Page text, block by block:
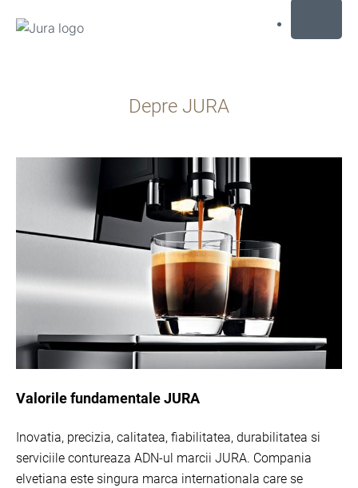
Depre JURA
Valorile fundamentale JURA
Inovatia, precizia, calitatea, fiabilitatea, durabilitatea si
serviciile contureaza ADN-ul marcii JURA. Compania
elvetiana este singura marca internationala care se